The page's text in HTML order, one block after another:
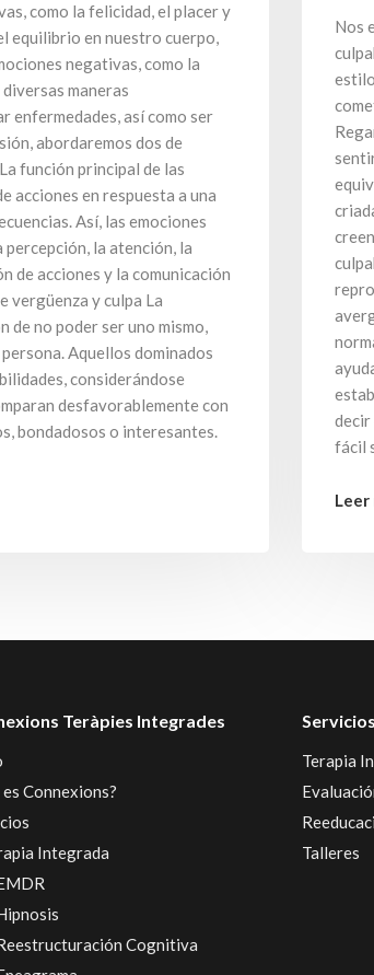
como la felicidad, el placer y
equilibrio en nuestro cuerpo,
negativas, como la
maneras
enfermedades, así como ser
abordaremos dos de
función principal de las
acciones en respuesta a una
Así, las emociones
la atención, la
de acciones y la comunicación
vergüenza y culpa La
de no poder ser uno mismo,
Aquellos dominados
considerándose
desfavorablemente con
bondadosos o interesantes.
Nos
decir
fácil
Leer
Teràpies Integrades
es Connexions?
Integrada
Cognitiva
Servicios
Terapia
Talleres